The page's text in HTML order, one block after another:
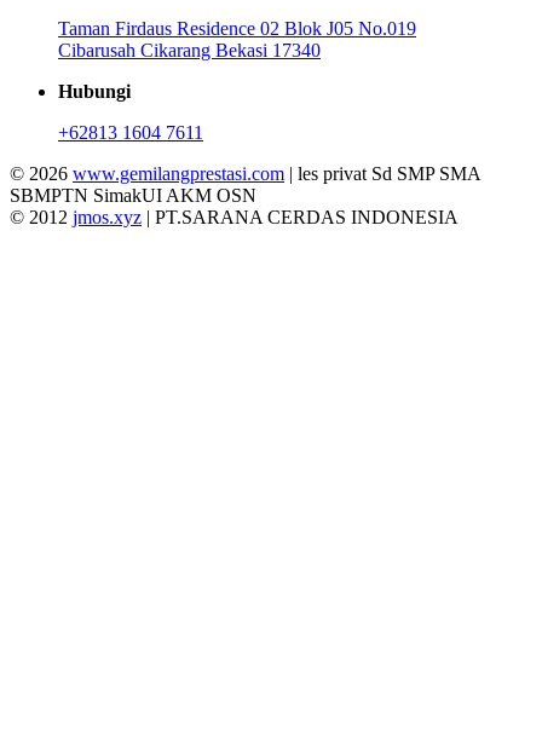
Taman Firdaus Residence 02 Blok J05 No.019
Cibarusah Cikarang Bekasi 17340
Hubungi
+62813 1604 7611
© 2026 www.gemilangprestasi.com | les privat Sd SMP SMA
SBMPTN SimakUI AKM OSN
© 2012 jmos.xyz | PT.SARANA CERDAS INDONESIA